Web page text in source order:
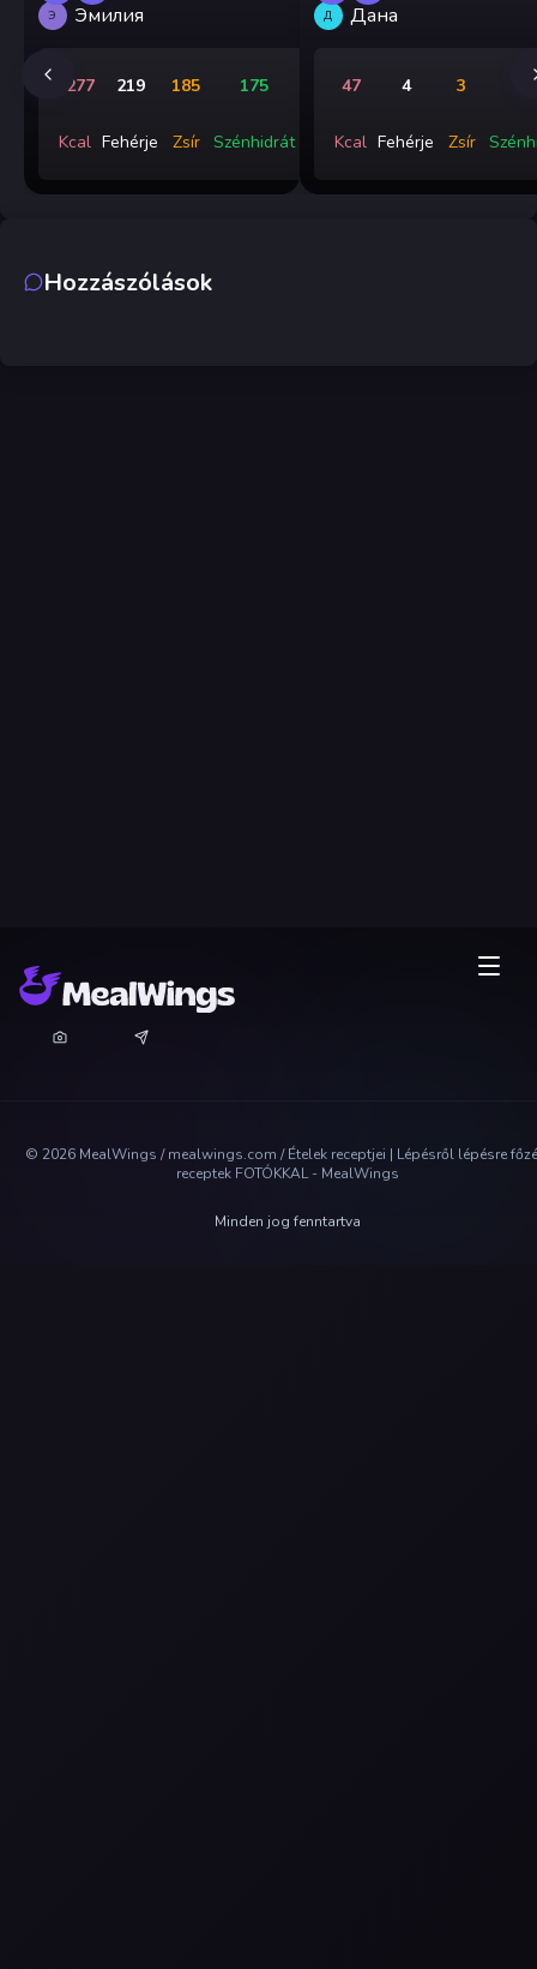
Э Эмилия
3277
Kcal
219
Fehérje
185
Zsír
175
Szénhidrát
Д Дана
47
Kcal
4
Fehérje
3
Zsír
0
Hozzászólások
© 2026 MealWings / mealwings.com /Ételek receptjei | Lépésről lépésre
receptek FOTÓKKAL - MealWings
Minden jog fenntartva